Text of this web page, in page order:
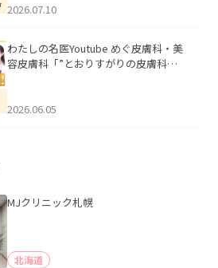
た。
2026.07.10
わたしの名医Youtube めぐ皮膚科・美
容皮膚科「”とおりすがりの皮膚科
2026.06.05
MJクリニック札幌
北海道